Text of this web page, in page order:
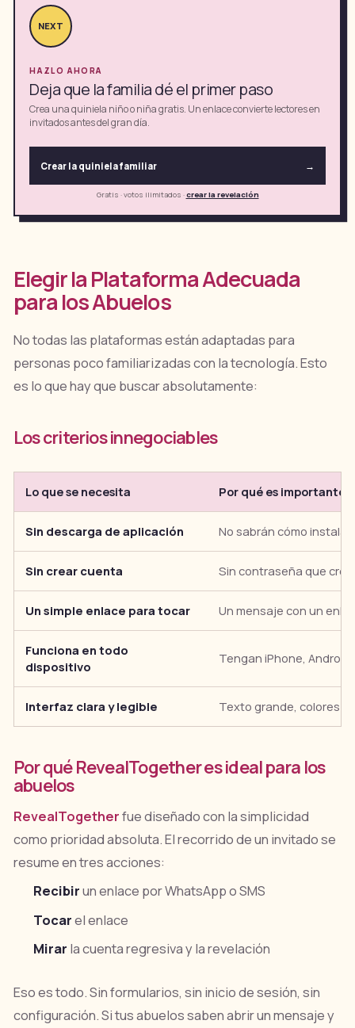
NEXT
HAZLO AHORA
Deja que la familia dé el primer paso
Crea una quiniela niño o niña gratis. Un enlace convierte lectores en
invitados antes del gran día.
Crear la quiniela familiar →
Gratis · votos ilimitados ·crear la revelación
Elegir la Plataforma Adecuada
para los Abuelos
No todas las plataformas están adaptadas para
personas poco familiarizadas con la tecnología. Esto
es lo que hay que buscar absolutamente:
Los criterios innegociables
Lo que se necesita Por qué es importante
Sin descarga de aplicación No sabrán cómo instalar
Sin crear cuenta Sin contraseña que
Un simple enlace para tocar Un mensaje con un
Funciona en todo
dispositivo
Tengan iPhone,
Interfaz clara y legible Texto grande, colores
Por qué RevealTogether es ideal para los
abuelos
RevealTogetherfue diseñado con la simplicidad
como prioridad absoluta. El recorrido de un invitado se
resume en tres acciones:
Recibirun enlace por WhatsApp o SMS
Tocarel enlace
Mirar la cuenta regresiva y la revelación
Eso es todo. Sin formularios, sin inicio de sesión, sin
configuración. Si tus abuelos saben abrir un mensaje y